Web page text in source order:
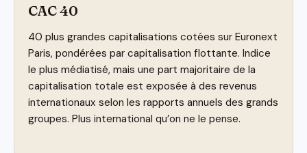
CAC 40
40 plus grandes capitalisations cotées sur Euronext
Paris, pondérées par capitalisation flottante. Indice
le plus médiatisé, mais une part majoritaire de la
capitalisation totale est exposée à des revenus
internationaux selon les rapports annuels des grands
groupes. Plus international qu’on ne le pense.